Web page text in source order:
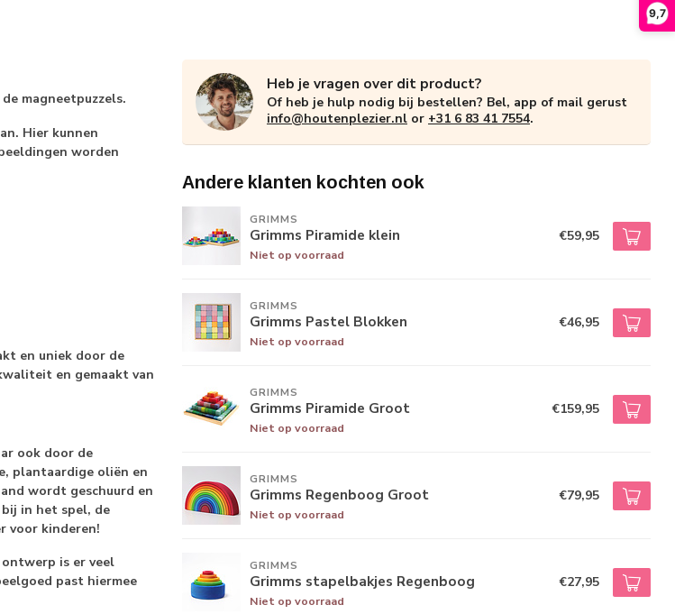
9,7
magneetpuzzels.
Hier kunnen
worden
en uniek door de
en gemaakt van
ook door de
plantaardige oliën en
wordt geschuurd en
in het spel, de
voor kinderen!
is er veel
past hiermee
Heb je vragen over dit product?
Of heb je hulp nodig bij bestellen? Bel, app of mail gerust
info@houtenplezier.nl or +31 6 83 41 7554.
Andere klanten kochten ook
GRIMMS
Grimms Piramide klein
Niet op voorraad
€59,95
GRIMMS
Grimms Pastel Blokken
Niet op voorraad
€46,95
GRIMMS
Grimms Piramide Groot
Niet op voorraad
€159,95
GRIMMS
Grimms Regenboog Groot
Niet op voorraad
€79,95
GRIMMS
Grimms stapelbakjes Regenboog
Niet op voorraad
€27,95